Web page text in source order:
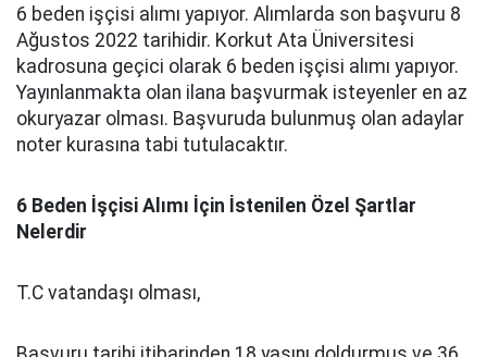
6 beden işçisi alımı yapıyor. Alımlarda son başvuru 8
Ağustos 2022 tarihidir. Korkut Ata Üniversitesi
kadrosuna geçici olarak 6 beden işçisi alımı yapıyor.
Yayınlanmakta olan ilana başvurmak isteyenler en az
okuryazar olması. Başvuruda bulunmuş olan adaylar
noter kurasına tabi tutulacaktır.
6 Beden İşçisi Alımı İçin İstenilen Özel Şartlar
Nelerdir
T.C vatandaşı olması,